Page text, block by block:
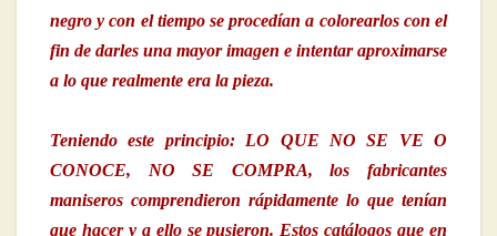
negro y con el tiempo se procedían a colorearlos con el
fin de darles una mayor imagen e intentar aproximarse
a lo que realmente era la pieza.
Teniendo este principio: LO QUE NO SE VE O
CONOCE, NO SE COMPRA, los fabricantes
maniseros comprendieron rápidamente lo que tenían
que hacer y a ello se pusieron. Estos catálogos que en